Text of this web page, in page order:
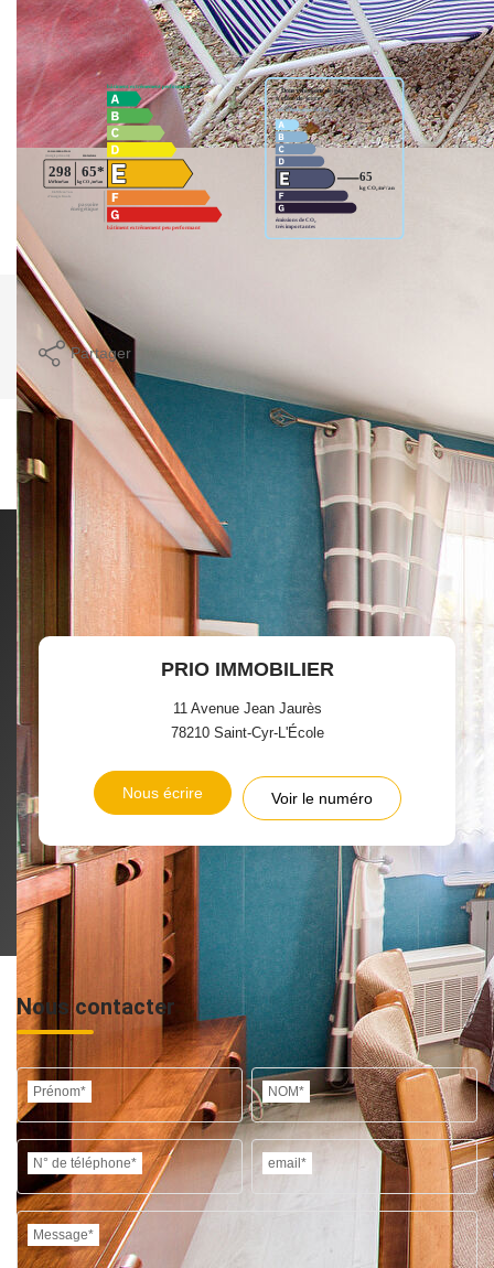
Diagnostics énergétiques
Partager
Ce bien est soumis à un diagnostic ERP (État
des Risques et Pollutions). Pour en savoir plus,
rendez-vous sur https://www.georisques.gouv.fr/
PRIO IMMOBILIER
11 Avenue Jean Jaurès
78210 Saint-Cyr-L'École
Nous écrire Voir le numéro
Nous contacter
Prénom* NOM*
N° de téléphone* email*
Message*